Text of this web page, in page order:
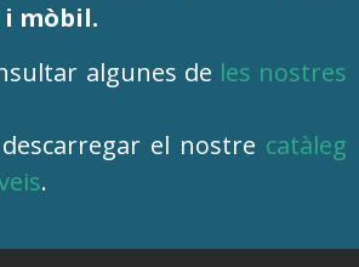
mòbil.
algunes de les nostres
el nostre catàleg
.